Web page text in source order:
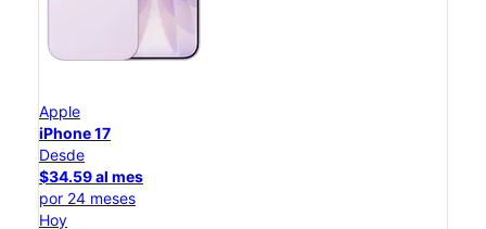
Apple
iPhone 17
Desde
$34.59 al mes
por 24 meses
Hoy